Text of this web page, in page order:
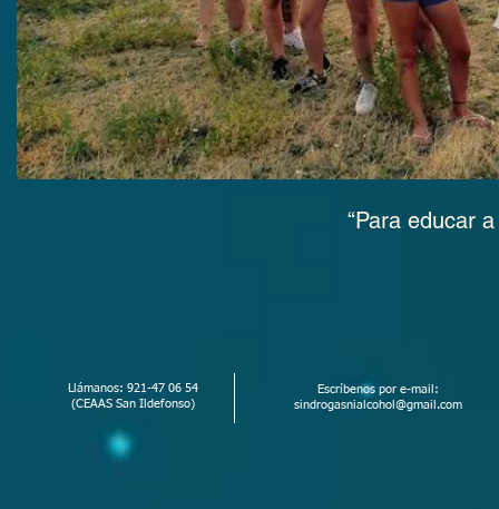
“Para educar
Llámanos: 921-47 06 54
(CEAAS San Ildefonso)
Escríbenos por e-mail:
sindrogasnialcohol@gmail.com